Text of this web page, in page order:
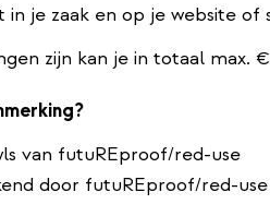
je zaak en op je website of
zijn kan je in totaal max.
van futuREproof/red-use
door futuREproof/red-use